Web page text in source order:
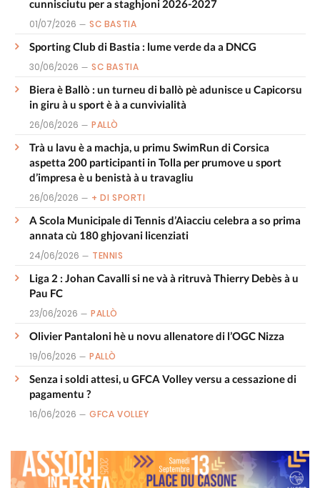
cunnisciutu per a staghjoni 2026-2027
01/07/2026 SC BASTIA
Sporting Club di Bastia : lume verde da a DNCG
30/06/2026 SC BASTIA
Biera è Ballò : un turneu di ballò pè adunisce u Capicorsu
in giru à u sport è à a cunvivialità
26/06/2026 PALLÒ
Trà u lavu è a machja, u primu SwimRun di Corsica
aspetta 200 participanti in Tolla per prumove u sport
d’impresa è u benistà à u travagliu
26/06/2026 + DI SPORTI
A Scola Municipale di Tennis d’Aiacciu celebra a so prima
annata cù 180 ghjovani licenziati
24/06/2026 TENNIS
Liga 2 : Johan Cavalli si ne và à ritruvà Thierry Debès à u
Pau FC
23/06/2026 PALLÒ
Olivier Pantaloni hè u novu allenatore di l’OGC Nizza
19/06/2026 PALLÒ
Senza i soldi attesi, u GFCA Volley versu a cessazione di
pagamentu ?
16/06/2026 GFCA VOLLEY